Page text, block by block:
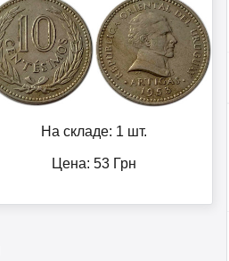
На складе: 1 шт.
Цена:53 Грн